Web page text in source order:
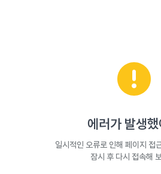
에러가 발생
일시적인 오류로 인해 페이지 접
잠시 후 다시 접속해